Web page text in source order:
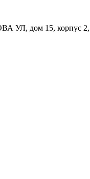
дом 15, корпус 2,